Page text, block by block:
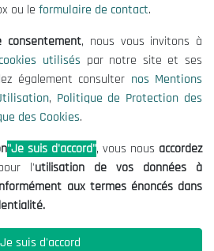
des Données
01 00|01|02
Initiatives ?
ou le formulaire de contact.
, nous vous invitons à
utilisés par notre site et ses
également consulter nos Mentions
, Politique de Protection des
des Cookies.
"Je suis d'accord", vous nous accordez
l'utilisation de vos données à
aux termes énoncés dans
Je suis d'accord